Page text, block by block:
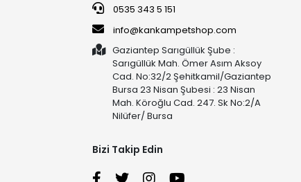
0535 343 5 151
info@kankampetshop.com
Gaziantep Sarıgüllük Şube :
Sarıgüllük Mah. Ömer Asım Aksoy
Cad. No:32/2 Şehitkamil/Gaziantep
Bursa 23 Nisan Şubesi : 23 Nisan
Mah. Köroğlu Cad. 247. Sk No:2/A
Nilüfer/ Bursa
Bizi Takip Edin